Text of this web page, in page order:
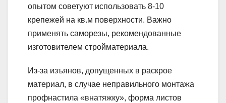
опытом советуют использовать 8-10
крепежей на кв.м поверхности. Важно
применять саморезы, рекомендованные
изготовителем стройматериала.
Из-за изъянов, допущенных в раскрое
материал, в случае неправильного монтажа
профнастила «внатяжку», форма листов